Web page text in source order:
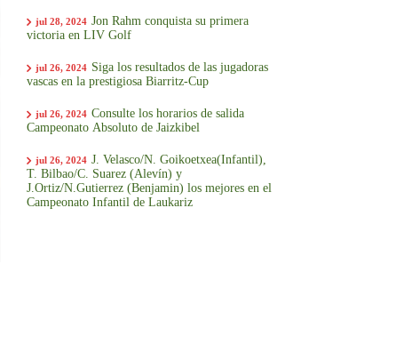
jul 28, 2024 Jon Rahm conquista su primera
victoria en LIV Golf
jul 26, 2024 Siga los resultados de las jugadoras
vascas en la prestigiosa Biarritz-Cup
jul 26, 2024 Consulte los horarios de salida
Campeonato Absoluto de Jaizkibel
jul 26, 2024 J. Velasco/N. Goikoetxea(Infantil),
T. Bilbao/C. Suarez (Alevín) y
J.Ortiz/N.Gutierrez (Benjamin) los mejores en el
Campeonato Infantil de Laukariz